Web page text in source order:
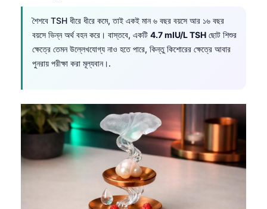
শৈশবে TSH ধীরে ধীরে কমে, তাই একই মান ৬ বছর বয়সে আর ১৬ বছর
বয়সে ভিন্ন অর্থ বহন করে। বাস্তবে, একটি 4.7 mIU/L TSH ছোট শিশুর
ক্ষেত্রে তেমন উল্লেখযোগ্য নাও হতে পারে, কিন্তু কিশোরের ক্ষেত্রে আবার
পুনরায় পরীক্ষা করা মূল্যবান।.